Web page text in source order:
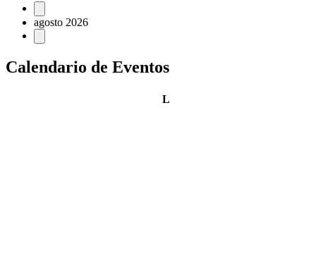
Eventos
agosto 2026
Calendario de Eventos
Llunes